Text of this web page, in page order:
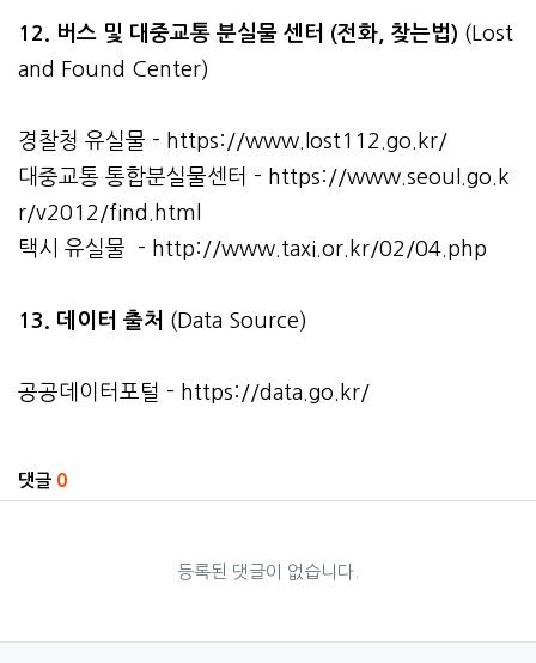
12. 버스 및 대중교통 분실물 센터 (전화, 찾는법) (Lost
and Found Center)
경찰청 유실물 - https://www.lost112.go.kr/
대중교통 통합분실물센터 - https://www.seoul.go.k
r/v2012/find.html
택시 유실물 - http://www.taxi.or.kr/02/04.php
13. 데이터 출처 (Data Source)
공공데이터포털 - https://data.go.kr/
댓글 0
등록된 댓글이 없습니다.